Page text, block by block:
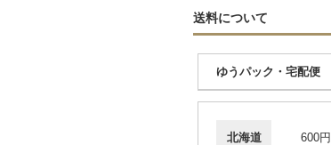
送料について
ゆうパック・宅配便
北海道 600円